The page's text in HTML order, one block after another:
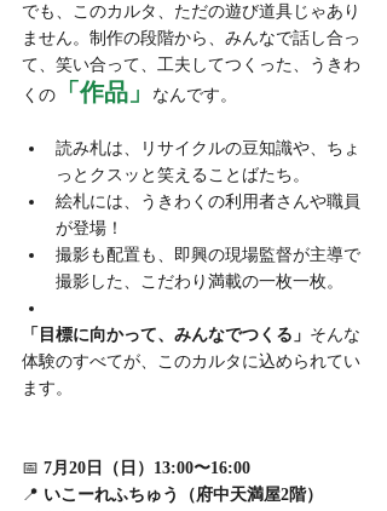
でも、このカルタ、ただの遊び道具じゃあり
ません。制作の段階から、みんなで話し合っ
て、笑い合って、工夫してつくった、うきわ
くの
「作品」 なんです。
読み札は、リサイクルの豆知識や、ちょ
っとクスッと笑えることばたち。
絵札には、うきわくの利用者さんや職員
が登場！
撮影も配置も、即興の現場監督が主導で
撮影した、こだわり満載の一枚一枚。
「目標に向かって、みんなでつくる」 そんな
体験のすべてが、このカルタに込められてい
ます。
📅 7月20日（日）13:00〜16:00
📍 いこーれふちゅう（府中天満屋2階）